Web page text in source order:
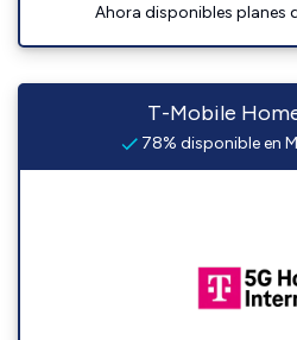
Ahora disponibles planes
T-Mobile
78% disponible en